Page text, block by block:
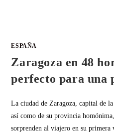
ESPAÑA
Zaragoza en 48
perfecto para una
La ciudad de Zaragoza, capital de
así como de su provincia
sorprenden al viajero en su primera